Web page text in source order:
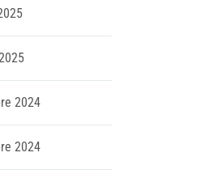
2024
2024